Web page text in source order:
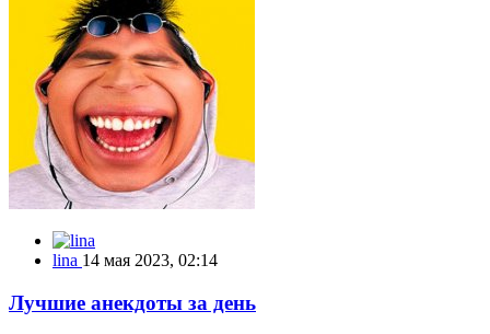
lina 14 мая 2023, 02:14
Лучшие анекдоты за день